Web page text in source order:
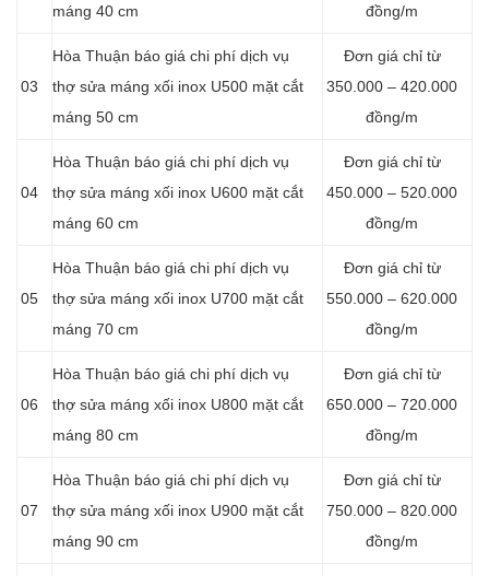
máng 40 cm
đồng/m
03
Hòa Thuận báo giá chi phí dịch vụ
thợ sửa máng xối inox U500 mặt cắt
máng 50 cm
Đơn giá chỉ từ
350.000 – 420.000
đồng/m
04
Hòa Thuận báo giá chi phí dịch vụ
thợ sửa máng xối inox U600 mặt cắt
máng 60 cm
Đơn giá chỉ từ
450.000 – 520.000
đồng/m
05
Hòa Thuận báo giá chi phí dịch vụ
thợ sửa máng xối inox U700 mặt cắt
máng 70 cm
Đơn giá chỉ từ
550.000 – 620.000
đồng/m
06
Hòa Thuận báo giá chi phí dịch vụ
thợ sửa máng xối inox U800 mặt cắt
máng 80 cm
Đơn giá chỉ từ
650.000 – 720.000
đồng/m
07
Hòa Thuận báo giá chi phí dịch vụ
thợ sửa máng xối inox U900 mặt cắt
máng 90 cm
Đơn giá chỉ từ
750.000 – 820.000
đồng/m